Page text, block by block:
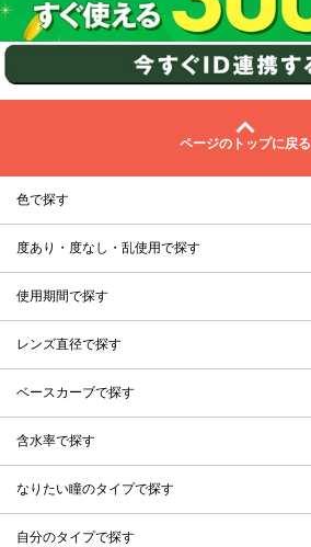
ページのトップに戻る
色で探す
度あり・度なし・乱使用で探す
使用期間で探す
レンズ直径で探す
ベースカーブで探す
含水率で探す
なりたい瞳のタイプで探す
自分のタイプで探す